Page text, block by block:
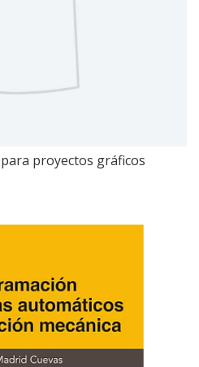
proyectos gráficos